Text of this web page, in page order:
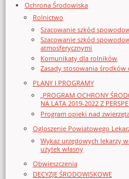
Ochrona Środowiska
Rolnictwo
Szacowanie szkód
Szacowanie szkód
atmosferycznymi
Komunikaty dla rolników
Zasady stosowania środków
PLANY I PROGRAMY
„PROGRAM OCHRONY
NA LATA 2019-2022 Z
Program opieki nad
Ogloszenie Powiatowego
Wykaz urzędowych lekarzy
użytek własny
Obwieszczenia
DECYZJE ŚRODOWISKOWE